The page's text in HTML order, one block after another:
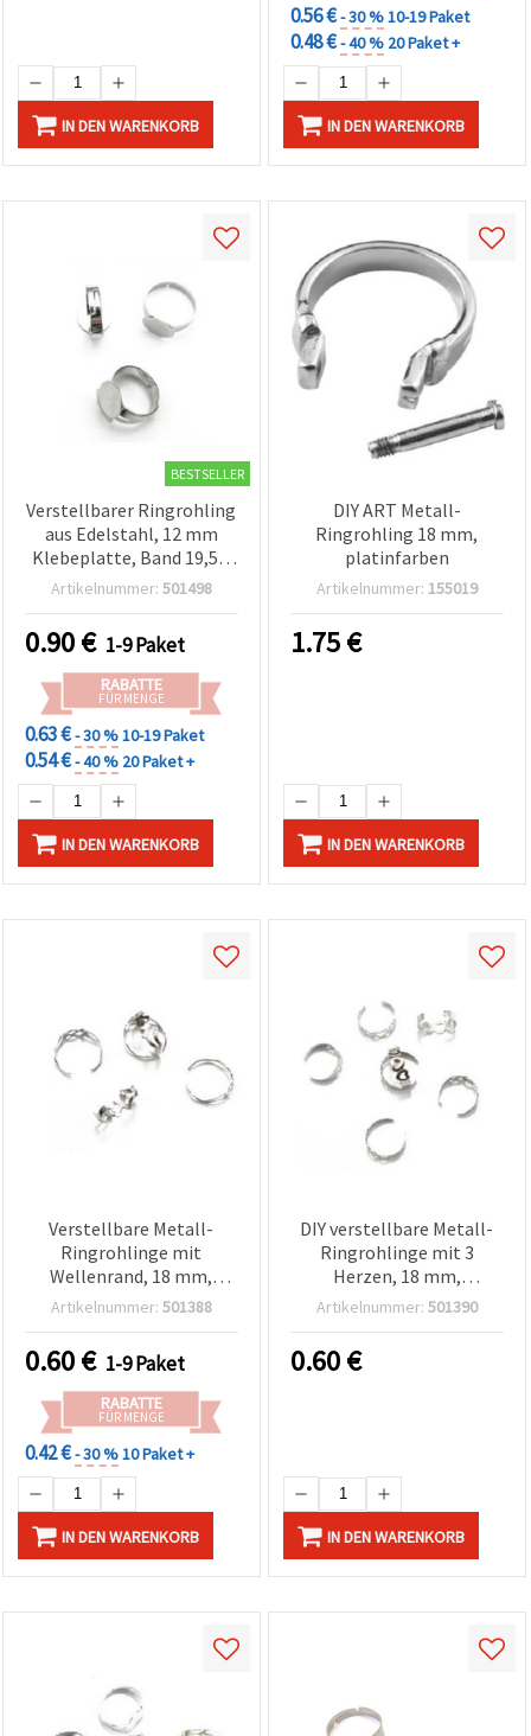
IN DEN WARENKORB
0.56 €- 30 %10-19 Paket
0.48 €- 40 % 20 Paket +
IN DEN WARENKORB
BESTSELLER
Verstellbarer Ringrohling
aus Edelstahl, 12 mm
Klebeplatte, Band 19,5 x
3–5 mm,
mm, silberfarben – 2
Stück
Artikelnummer: 501498
0.90€ 1-9 Paket
RABATTE
FÜR MENGE
0.63 €- 30 %10-19 Paket
0.54 €- 40 % 20 Paket +
IN DEN WARENKORB
DIY ART Metall-
Ringrohling 18 mm,
platinfarben
Artikelnummer: 155019
1.75€
IN DEN WARENKORB
Verstellbare Metall-
Ringrohlinge mit
Wellenrand, 18 mm,
silberfarben – 10 Stück,
Artikelnummer: 501388
0.60€ 1-9 Paket
RABATTE
FÜR MENGE
0.42 €- 30 %10 Paket +
IN DEN WARENKORB
DIY verstellbare Metall-
Ringrohlinge mit 3
Herzen, 18 mm,
silberfarben, 10 Stück
Artikelnummer: 501390
0.60€
IN DEN WARENKORB